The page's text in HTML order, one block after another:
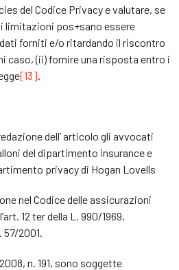
del Codice Privacy e valutare, se
limitazioni pos+sano essere
forniti e/o ritardando il riscontro
caso, (ii) fornire una risposta entro i
[13]
dell’ articolo gli avvocati
del dipartimento insurance e
privacy di Hogan Lovells
nel Codice delle assicurazioni
12 ter della L. 990/1969,
2001.
n. 191, sono soggette